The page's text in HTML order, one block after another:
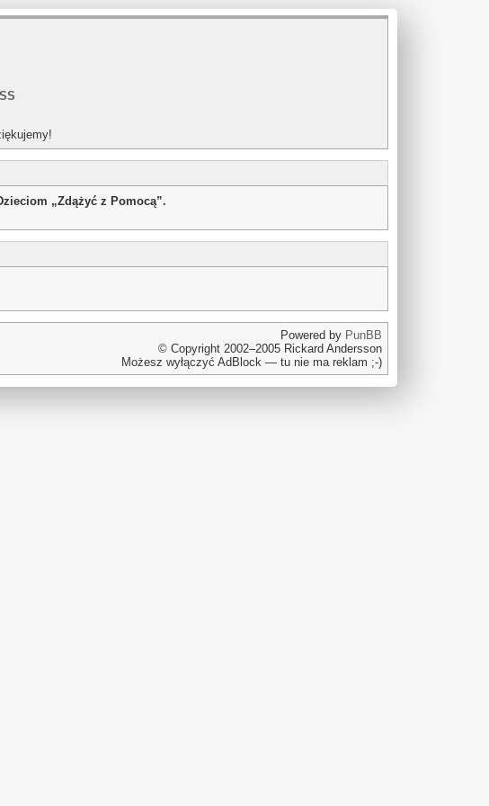
„Zdążyć z Pomocą”.
Powered by PunBB
© Copyright 2002–2005 Rickard Andersson
Możesz wyłączyć AdBlock — tu nie ma reklam ;-)